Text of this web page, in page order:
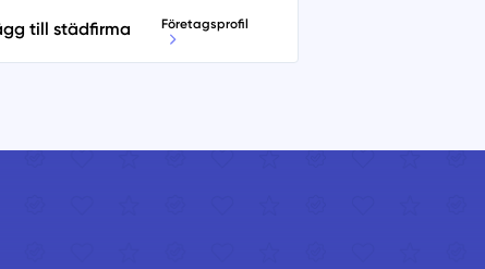
till städfirma Företagsprofil